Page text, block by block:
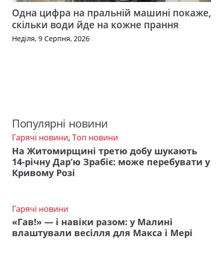
Одна цифра на пральній машині покаже,
скільки води йде на кожне прання
Неділя, 9 Серпня, 2026
Популярні новини
Гарячі новини, Топ новини
На Житомирщині третю добу шукають
14-річну Дар’ю Зрабіє: може перебувати у
Кривому Розі
Гарячі новини
«Гав!» — і навіки разом: у Малині
влаштували весілля для Макса і Мері